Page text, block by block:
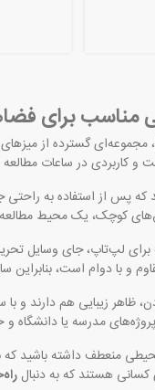
مناسب برای
مجموعه‌ای گسترده از
و کاربردی در ساعات مطالعه
که پس از استفاده به
کوچک، یک محیط مطالعه
لپ‌تاپ، جای وسایل
و با دوام است،
ظاهر زیبایی هم
مدرسه یا دانشگاه
منعطف داشته باشید که
کسانی هستند که به دنبال